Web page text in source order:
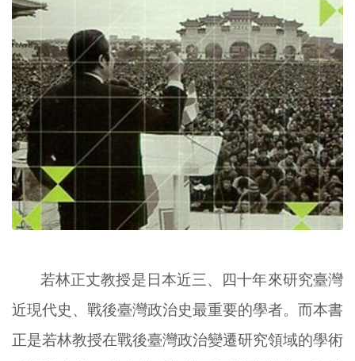
若林正丈教授是日本近三、四十年來研究臺灣
近現代史、戰後臺灣政治史最重要的學者。而本書
正是若林教授在戰後臺灣政治變遷研究領域的學術